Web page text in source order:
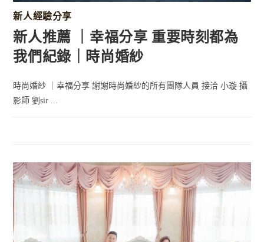
新人經驗分享
新人推薦 ｜幸福分享 重要時刻都為
我們紀錄｜時尚婚紗
時尚婚紗 ｜幸福分享 謝謝時尚婚紗的所有團隊人員 接洽 小璇 攝
影師 劉sir ...